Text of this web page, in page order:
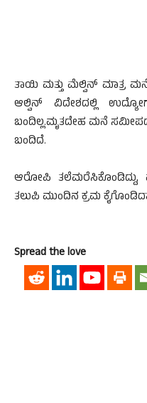
ತಾಯಿ ಮತ್ತು ಮೆಲ್ವಿನ್ ಮಾತ್ರ
ಆಲ್ವಿನ್ ವಿದೇಶದಲ್ಲಿ ಉದ್ಯೋಗ
ಬಂದಿಲ್ಲ.ಮೃತದೇಹ ಮನೆ
ಬಂದಿದೆ.
ಆರೋಪಿ ತಲೆಮರೆಸಿಕೊಂಡಿದ್ದು,
ತಲುಪಿ ಮುಂದಿನ ಕ್ರಮ
Spread the love